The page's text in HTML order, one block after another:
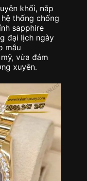
khối, nắp
thống chống
sapphire
đại lịch ngày
mẫu
vừa đảm
xuyên.